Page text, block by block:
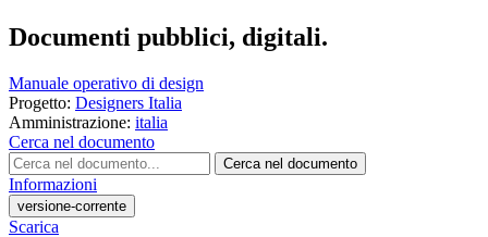
Documenti pubblici, digitali.
Manuale operativo di design
Progetto: Designers Italia
Amministrazione: italia
Cerca nel documento
Cerca nel documento
Informazioni
versione-corrente
Scarica